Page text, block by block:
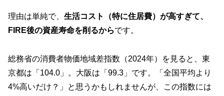
理由は単純で、 生活コスト（特に住居費）が高すぎて、
FIRE後の資産寿命を削るからです。
総務省の消費者物価地域差指数（2024年）を見ると、東
京都は「104.0」。大阪は「99.3」です。「全国平均より
4%高いだけ？」と思うかもしれませんが、この指数には